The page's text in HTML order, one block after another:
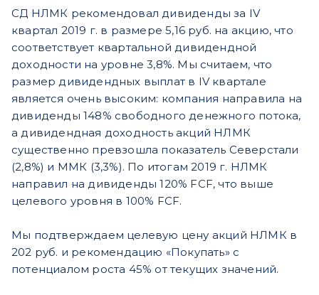
СД НЛМК рекомендовал дивиденды за IV
квартал 2019 г. в размере 5,16 руб. на акцию, что
соответствует квартальной дивидендной
доходности на уровне 3,8%. Мы считаем, что
размер дивидендных выплат в IV квартале
является очень высоким: компания направила на
дивиденды 148% свободного денежного потока,
а дивидендная доходность акций НЛМК
существенно превзошла показатель Северстали
(2,8%) и ММК (3,3%). По итогам 2019 г. НЛМК
направил на дивиденды 120% FCF, что выше
целевого уровня в 100% FCF.
Мы подтверждаем целевую цену акций НЛМК в
202 руб. и рекомендацию «Покупать» с
потенциалом роста 45% от текущих значений.